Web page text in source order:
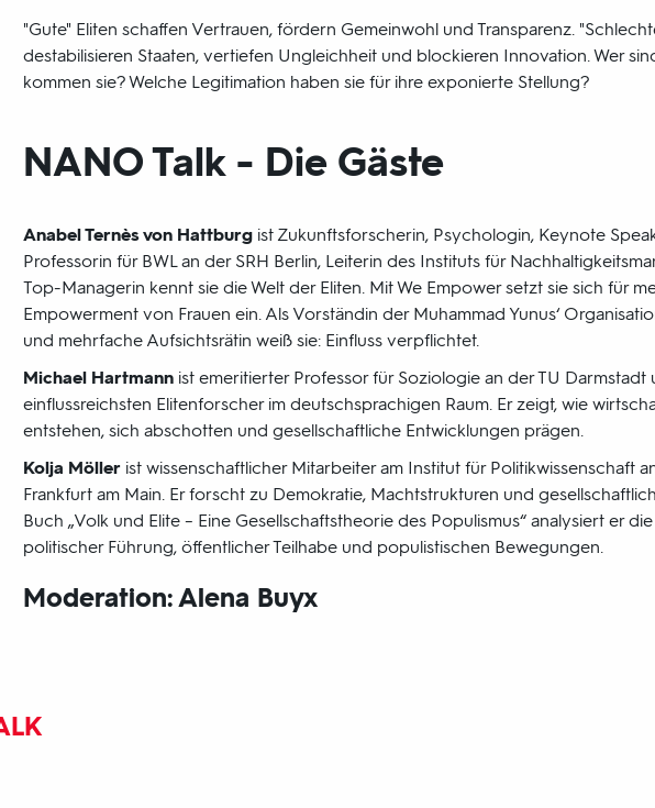
"Gute" Eliten schaffen Vertrauen, fördern Gemeinwohl und Transparenz.
destabilisieren Staaten, vertiefen Ungleichheit und blockieren Innovation. Wer
kommen sie? Welche Legitimation haben sie für ihre exponierte Stellung?
NANO Talk - Die Gäste
Anabel Ternès von Hattburgist Zukunftsforscherin, Psychologin, Keynote
Professorin für BWL an der SRH Berlin, Leiterin des Instituts für
Top-Managerin kennt sie die Welt der Eliten. Mit We Empower setzt sie sich für
Empowerment von Frauen ein. Als Vorständin der Muhammad Yunus‘
und mehrfache Aufsichtsrätin weiß sie: Einfluss verpflichtet.
Michael Hartmannist emeritierter Professor für Soziologie an der TU Darmstadt
einflussreichsten Elitenforscher im deutschsprachigen Raum. Er zeigt, wie
entstehen, sich abschotten und gesellschaftliche Entwicklungen prägen.
Kolja Möllerist wissenschaftlicher Mitarbeiter am Institut für Politikwissenschaft
Frankfurt am Main. Er forscht zu Demokratie, Machtstrukturen und
Buch „Volk und Elite – Eine Gesellschaftstheorie des Populismus“ analysiert er
politischer Führung, öffentlicher Teilhabe und populistischen Bewegungen.
Moderation: Alena Buyx